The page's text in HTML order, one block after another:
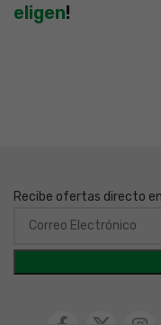
eligen!
Recibe ofertas directo